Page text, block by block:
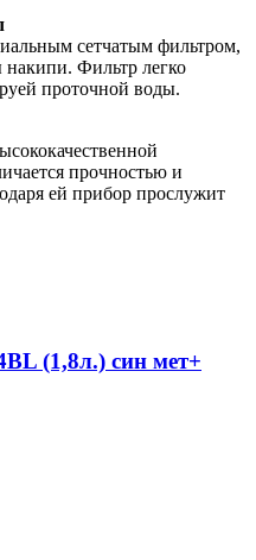
сетчатым фильтром,
Фильтр легко
проточной воды.
прочностью и
ей прибор прослужит
(1,8л.) син мет+